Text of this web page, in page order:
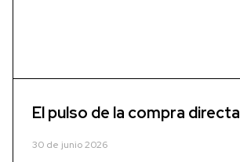
El pulso de la compra directa
30 de junio 2026